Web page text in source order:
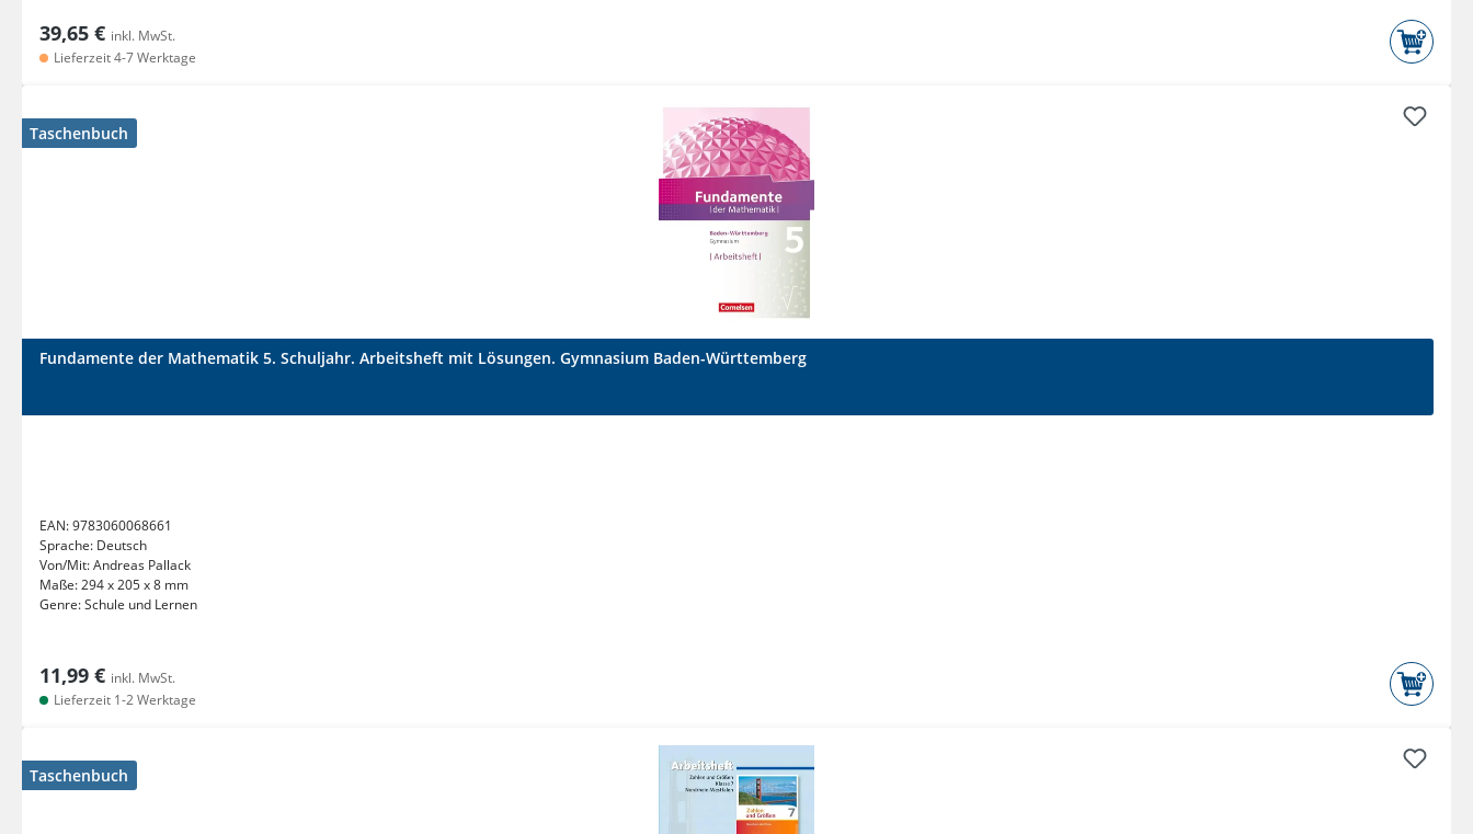
39,65 € inkl. MwSt.
Lieferzeit 4-7 Werktage
Taschenbuch
Fundamente der Mathematik 5. Schuljahr. Arbeitsheft mit Lösungen. Gymnasium Baden-Württemberg
EAN:9783060068661
Sprache: Deutsch
Von/Mit:Andreas Pallack
Maße:294 x 205 x 8 mm
Genre:Schule und Lernen
11,99 € inkl. MwSt.
Lieferzeit 1-2 Werktage
Taschenbuch